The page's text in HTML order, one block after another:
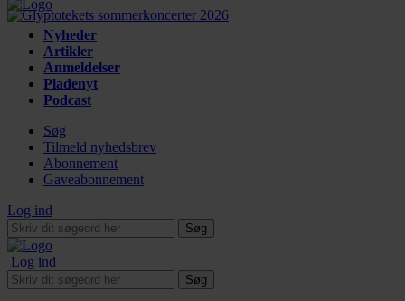
Nyheder
Artikler
Anmeldelser
Pladenyt
Podcast
Søg
Tilmeld nyhedsbrev
Abonnement
Gaveabonnement
Log ind
Søg
Log ind
Søg